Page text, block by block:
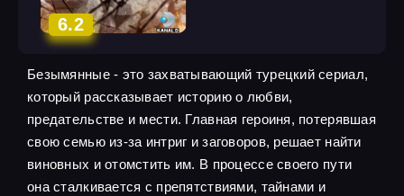
6.2
Безымянные - это захватывающий турецкий сериал,
который рассказывает историю о любви,
предательстве и мести. Главная героиня, потерявшая
свою семью из-за интриг и заговоров, решает найти
виновных и отомстить им. В процессе своего пути
она сталкивается с препятствиями, тайнами и